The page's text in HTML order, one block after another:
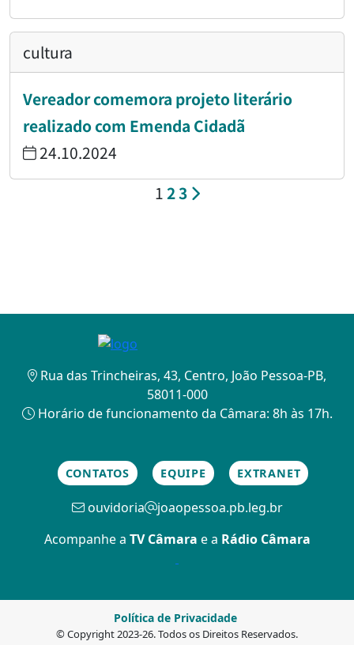
cultura
Vereador comemora projeto literário
realizado com Emenda Cidadã
24.10.2024
123
Rua das Trincheiras, 43, Centro, João Pessoa-PB,
58011-000
Horário de funcionamento da Câmara: 8h às 17h.
CONTATOS EQUIPE EXTRANET
ouvidoria
joaopessoa.pb.leg.br
Acompanhe a TV Câmara e a Rádio Câmara
© Copyright 2023-26. Todos os Direitos Reservados.
Política de Privacidade